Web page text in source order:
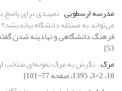
مدرسه ارسطویی تمهیدی برای
می‌تواند به مسئله دانشگاه بیاندیشد؟
53]
مرگ نگرش به مرگ نمونه‌ای منتخب
10، 2-3، 1395، صفحه 77-101]